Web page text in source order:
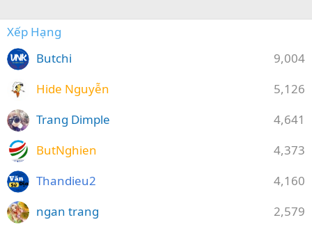
Xếp Hạng
9,004
Butchi
5,126
Hide Nguyễn
4,641
Trang Dimple
4,373
ButNghien
4,160
Thandieu2
2,579
ngan trang